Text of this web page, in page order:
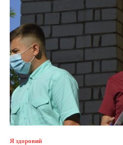
Я здоровий